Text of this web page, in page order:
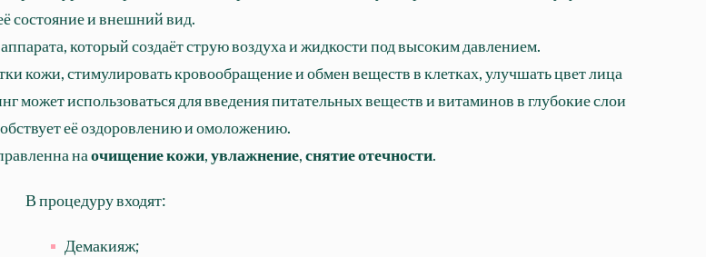
состояние и внешний вид.
который создаёт струю воздуха и жидкости под высоким давлением.
кожи, стимулировать кровообращение и обмен веществ в клетках, улучшать цвет лица
может использоваться для введения питательных веществ и витаминов в глубокие слои
её оздоровлению и омоложению.
наочищение кожи,увлажнение,снятие отечности.
В процедуру входят:
Демакияж;